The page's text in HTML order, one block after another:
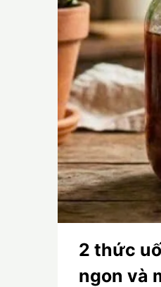
2 thức
ngon và